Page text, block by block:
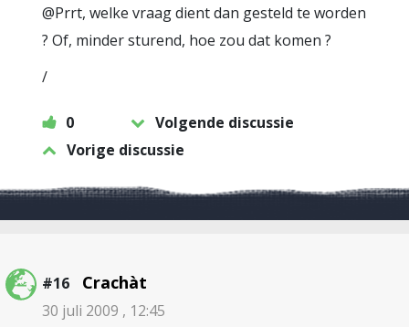
@Prrt, welke vraag dient dan gesteld te worden
? Of, minder sturend, hoe zou dat komen ?
/
0
Volgende discussie
Vorige discussie
#16 Crachàt
30 juli 2009 , 12:45